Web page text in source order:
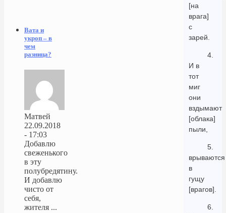
[на
врага]
с
зарей.
4.
И в
тот
миг
они
вздымают
[облака]
пыли,
5.
врываются
в
гущу
[врагов].
6.
Вата и
укроп – в
чем
разница?
Матвей
22.09.2018
- 17:03
Добавлю
свеженького
в эту
полубредятину.
И добавлю
чисто от
себя,
жителя ...